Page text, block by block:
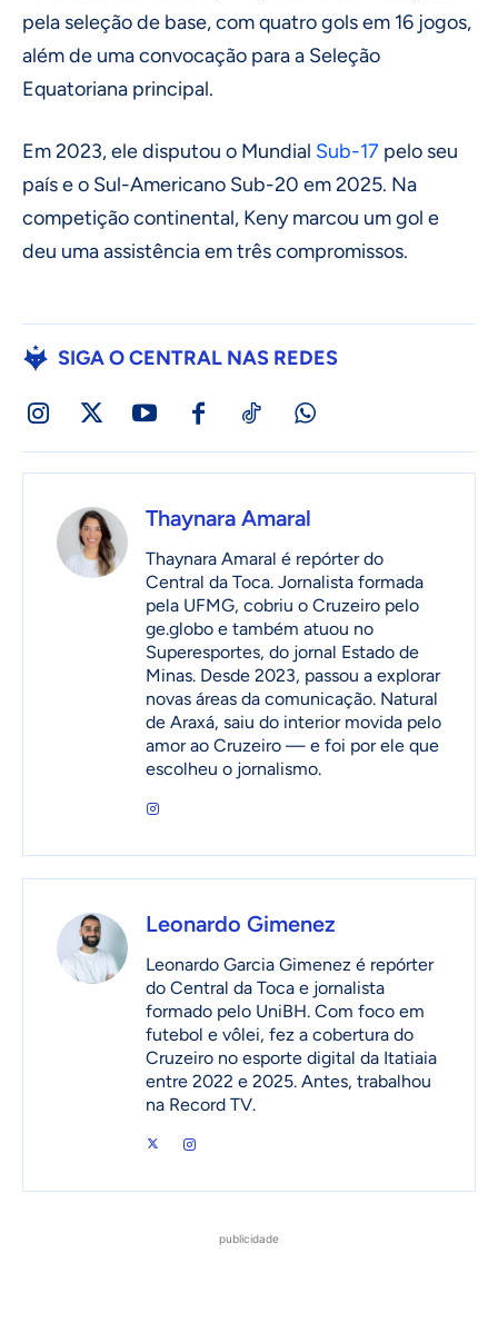
pela seleção de base, com quatro gols em 16 jogos,
além de uma convocação para a Seleção
Equatoriana principal.
Em 2023, ele disputou o Mundial Sub-17 pelo seu
país e o Sul-Americano Sub-20 em 2025. Na
competição continental, Keny marcou um gol e
deu uma assistência em três compromissos.
SIGA O CENTRAL NAS REDES
Thaynara Amaral
Thaynara Amaral é repórter do
Central da Toca. Jornalista formada
pela UFMG, cobriu o Cruzeiro pelo
ge.globo e também atuou no
Superesportes, do jornal Estado de
Minas. Desde 2023, passou a explorar
novas áreas da comunicação. Natural
de Araxá, saiu do interior movida pelo
amor ao Cruzeiro — e foi por ele que
escolheu o jornalismo.
Leonardo Gimenez
Leonardo Garcia Gimenez é repórter
do Central da Toca e jornalista
formado pelo UniBH. Com foco em
futebol e vôlei, fez a cobertura do
Cruzeiro no esporte digital da Itatiaia
entre 2022 e 2025. Antes, trabalhou
na Record TV.
publicidade